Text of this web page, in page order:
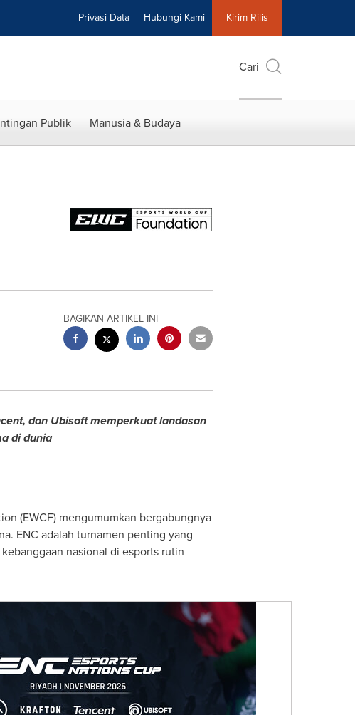
Privasi Data Hubungi Kami Kirim Rilis
Cari
Publik Manusia & Budaya
BAGIKAN ARTIKEL INI
dan Ubisoft memperkuat landasan
di dunia
(EWCF) mengumumkan bergabungnya
ENC adalah turnamen penting yang
nasional di esports rutin